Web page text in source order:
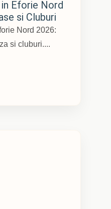
Eforie Nord
si Cluburi
Nord 2026:
si cluburi....